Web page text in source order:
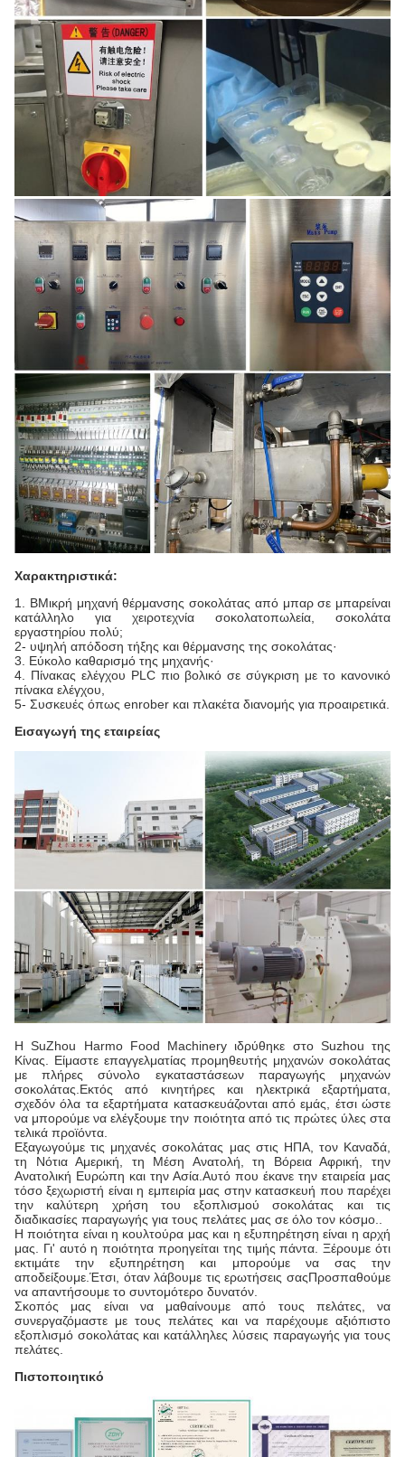
Χαρακτηριστικά:
1. ΒΜικρή μηχανή θέρμανσης σοκολάτας από μπαρ σε μπαρείναι
κατάλληλο για χειροτεχνία σοκολατοπωλεία, σοκολάτα
εργαστηρίου πολύ;
2- υψηλή απόδοση τήξης και θέρμανσης της σοκολάτας·
3. Εύκολο καθαρισμό της μηχανής·
4. Πίνακας ελέγχου PLC πιο βολικό σε σύγκριση με το κανονικό
πίνακα ελέγχου,
5- Συσκευές όπως enrober και πλακέτα διανομής για προαιρετικά.
Εισαγωγή της εταιρείας
Η SuZhou Harmo Food Machinery ιδρύθηκε στο Suzhou της
Κίνας. Είμαστε επαγγελματίας προμηθευτής μηχανών σοκολάτας
με πλήρες σύνολο εγκαταστάσεων παραγωγής μηχανών
σοκολάτας.Εκτός από κινητήρες και ηλεκτρικά εξαρτήματα,
σχεδόν όλα τα εξαρτήματα κατασκευάζονται από εμάς, έτσι ώστε
να μπορούμε να ελέγξουμε την ποιότητα από τις πρώτες ύλες στα
τελικά προϊόντα.
Εξαγωγούμε τις μηχανές σοκολάτας μας στις ΗΠΑ, τον Καναδά,
τη Νότια Αμερική, τη Μέση Ανατολή, τη Βόρεια Αφρική, την
Ανατολική Ευρώπη και την Ασία.Αυτό που έκανε την εταιρεία μας
τόσο ξεχωριστή είναι η εμπειρία μας στην κατασκευή που παρέχει
την καλύτερη χρήση του εξοπλισμού σοκολάτας και τις
διαδικασίες παραγωγής για τους πελάτες μας σε όλο τον κόσμο..
Η ποιότητα είναι η κουλτούρα μας και η εξυπηρέτηση είναι η αρχή
μας. Γι' αυτό η ποιότητα προηγείται της τιμής πάντα. Ξέρουμε ότι
εκτιμάτε την εξυπηρέτηση και μπορούμε να σας την
αποδείξουμε.Έτσι, όταν λάβουμε τις ερωτήσεις σαςΠροσπαθούμε
να απαντήσουμε το συντομότερο δυνατόν.
Σκοπός μας είναι να μαθαίνουμε από τους πελάτες, να
συνεργαζόμαστε με τους πελάτες και να παρέχουμε αξιόπιστο
εξοπλισμό σοκολάτας και κατάλληλες λύσεις παραγωγής για τους
πελάτες.
Πιστοποιητικό